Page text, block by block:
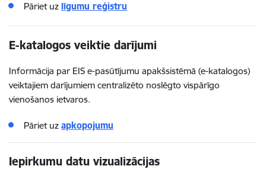
Pāriet uz līgumu reģistru
E-katalogos veiktie darījumi
Informācija par EIS e-pasūtījumu apakšsistēmā (e-katalogos)
veiktajiem darījumiem centralizēto noslēgto vispārīgo
vienošanos ietvaros.
Pāriet uz apkopojumu
Iepirkumu datu vizualizācijas